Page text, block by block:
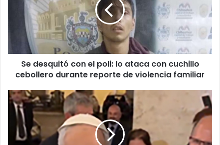
cuchillo
cebollero
durante
de
violencia
familiar
Se desquitó con el poli: lo ataca con cuchillo
cebollero durante reporte de violencia familiar
Papa
León
XIV
bendice